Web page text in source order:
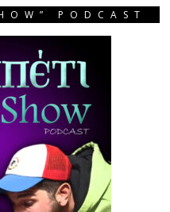
PODCAST